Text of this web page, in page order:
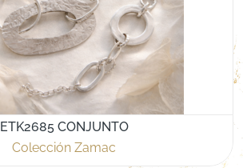
ETK2685 CONJUNTO
Colección Zamac